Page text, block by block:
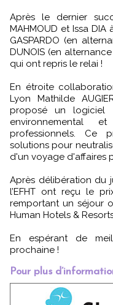
Après le dernier
MAHMOUD et Issa DIA
GASPARDO (en
DUNOIS (en
qui ont repris le relai !
En étroite
Lyon Mathilde
proposé un logiciel
environnemental
professionnels. Ce
solutions pour
d'un voyage d'affaires
Après délibération du
l’EFHT ont reçu le
remportant un séjour
Human Hotels &
En espérant de
prochaine !
Pour plus